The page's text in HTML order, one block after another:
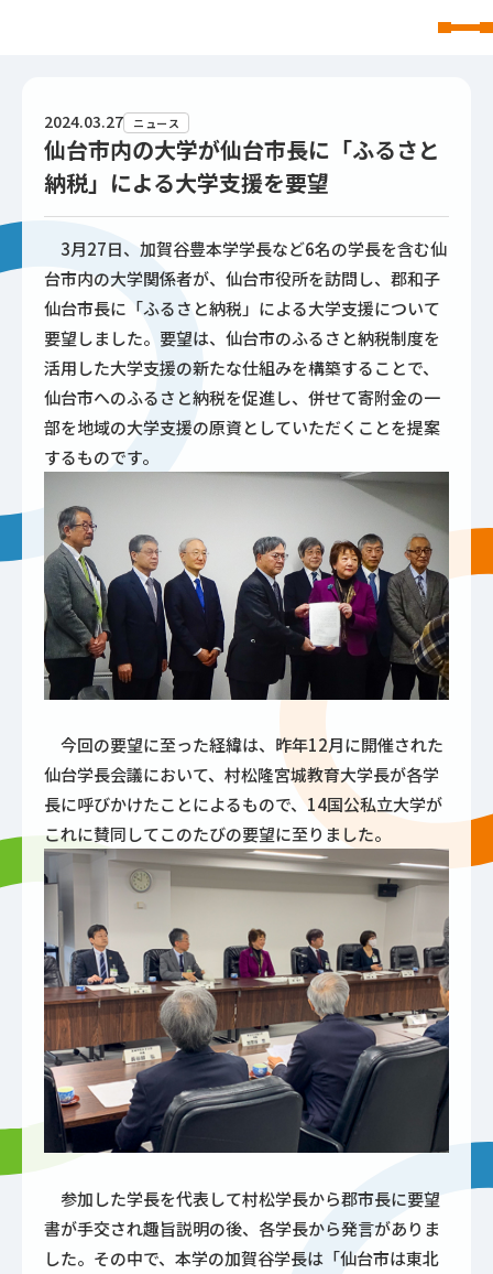
2024.03.27 ニュース
仙台市内の大学が仙台市長に「ふるさと
納税」による大学支援を要望
3月27日、加賀谷豊本学学長など6名の学長を含む仙
台市内の大学関係者が、仙台市役所を訪問し、郡和子
仙台市長に「ふるさと納税」による大学支援について
要望しました。要望は、仙台市のふるさと納税制度を
活用した大学支援の新たな仕組みを構築することで、
仙台市へのふるさと納税を促進し、併せて寄附金の一
部を地域の大学支援の原資としていただくことを提案
するものです。
今回の要望に至った経緯は、昨年12月に開催された
仙台学長会議において、村松隆宮城教育大学長が各学
長に呼びかけたことによるもので、14国公私立大学が
これに賛同してこのたびの要望に至りました。
参加した学長を代表して村松学長から郡市長に要望
書が手交され趣旨説明の後、各学長から発言がありま
した。その中で、本学の加賀谷学長は「仙台市は東北